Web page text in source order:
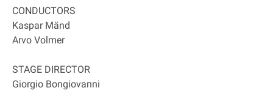
CONDUCTORS
Kaspar Mänd
Arvo Volmer
STAGE DIRECTOR
Giorgio Bongiovanni